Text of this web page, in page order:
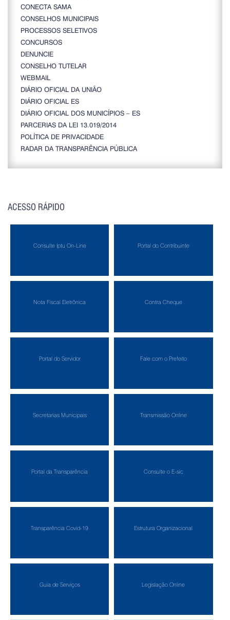
CONECTA SAMA
CONSELHOS MUNICIPAIS
PROCESSOS SELETIVOS
CONCURSOS
DENUNCIE
CONSELHO TUTELAR
WEBMAIL
DIÁRIO OFICIAL DA UNIÃO
DIÁRIO OFICIAL ES
DIÁRIO OFICIAL DOS MUNICÍPIOS – ES
PARCERIAS DA LEI 13.019/2014
POLÍTICA DE PRIVACIDADE
RADAR DA TRANSPARÊNCIA PÚBLICA
ACESSO RÁPIDO
Consulte Iptu On-Line Portal do Contribuinte
Nota Fiscal Eletrônica Contra Cheque
Portal do Servidor Fale com o Prefeito
Secretarias Municipais Transmissão Online
Portal da Transparência Consulte o E-sic
Transparência Covid-19 Estrutura Organizacional
Guia de Serviços Legislação Online